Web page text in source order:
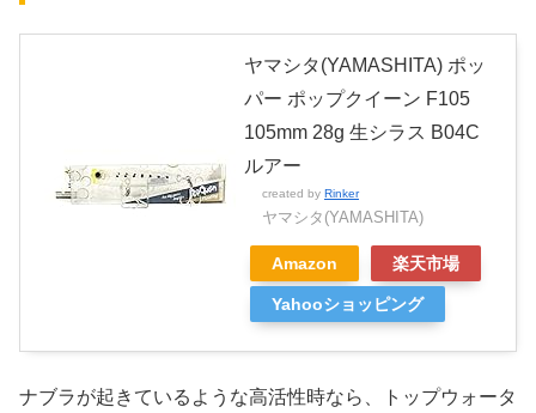
ヤマシタ(YAMASHITA) ポッ
パー ポップクイーン F105
105mm 28g 生シラス B04C
ルアー
created by Rinker
ヤマシタ(YAMASHITA)
Amazon 楽天市場
Yahooショッピング
ナブラが起きているような高活性時なら、トップウォータ